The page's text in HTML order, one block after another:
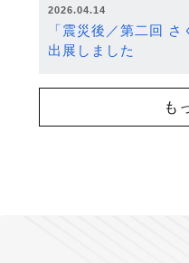
2026.04.14
「震災後／第二回
出展しました
も